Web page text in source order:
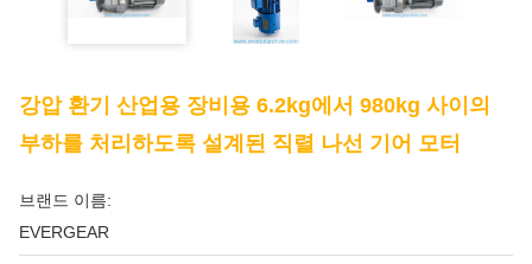
강압 환기 산업용 장비용 6.2kg에서 980kg 사이의
부하를 처리하도록 설계된 직렬 나선 기어 모터
브랜드 이름:
EVERGEAR